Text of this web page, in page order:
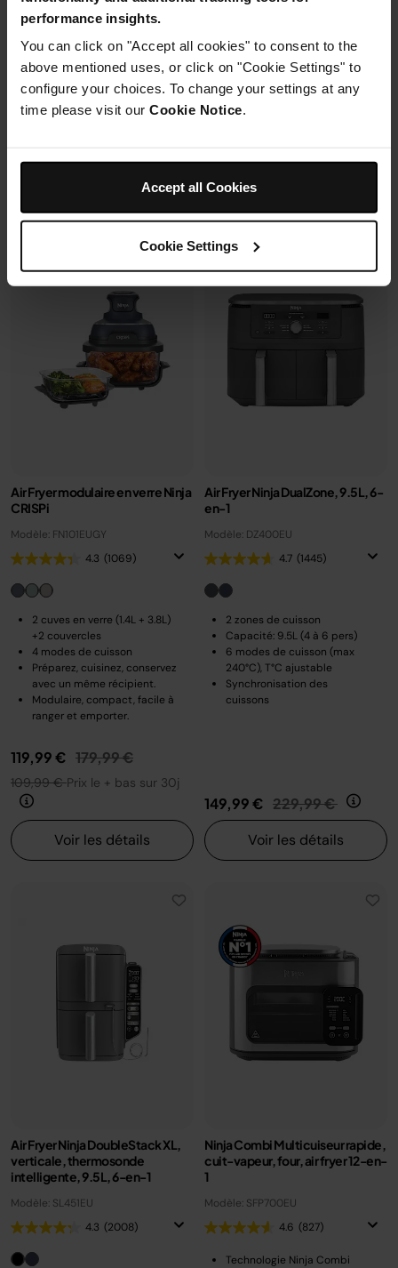
performance insights.
You can click on "Accept all cookies" to consent to the
above mentioned uses, or click on "Cookie Settings" to
configure your choices. To change your settings at any
time please visit our Cookie Notice.
Accept all Cookies
Cookie Settings
6 modes de cuisson (max
Synchronisation des
cuissons
179,99 € Prix réduit de
269,99 €au
Voir les détails
Fonctions Espresso et Café
filtre (dont Cold Brew)
Ajouter au panier
Air Fryer modulaire en verre Ninja
CRISPi
Modèle: FN101EUGY
4.3 (1069)
2 cuves en verre (1.4L + 3.8L)
+2 couvercles
4 modes de cuisson
Préparez, cuisinez, conservez
avec un même récipient.
Modulaire, compact, facile à
ranger et emporter.
119,99 € Prix réduit de
179,99 €au
109,99 €Prix le + bas sur 30j
Voir les détails
Air Fryer Ninja DualZone, 9.5L, 6-
en-1
Modèle: DZ400EU
4.7 (1445)
2 zones de cuisson
Capacité: 9.5L (4 à 6 pers)
6 modes de cuisson (max
240°C), T°C ajustable
Synchronisation des
cuissons
149,99 € Prix réduit de
229,99 € au
Voir les détails
Air Fryer Ninja DoubleStack XL,
verticale, thermosonde
intelligente, 9.5L, 6-en-1
Modèle: SL451EU
4.3 (2008)
Ninja Combi Multicuiseur rapide,
cuit-vapeur, four, air fryer 12-en-
1
Modèle: SFP700EU
4.6 (827)
Technologie Ninja Combi